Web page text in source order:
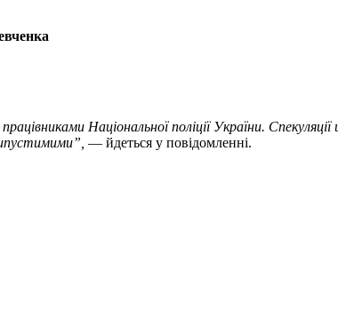
Національної поліції України.
— йдеться у повідомленні.